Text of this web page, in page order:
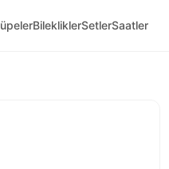
BilekliklerSetlerSaatler